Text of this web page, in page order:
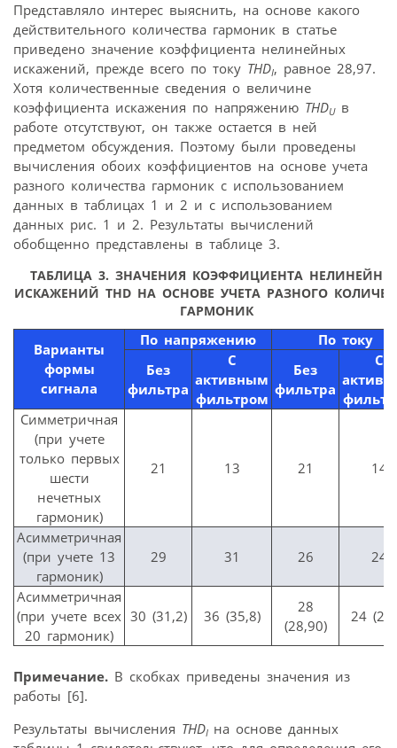
Представляло интерес выяснить, на основе какого
действительного количества гармоник в статье
приведено значение коэффициента нелинейных
искажений, прежде всего по току THDI, равное 28,97.
Хотя количественные сведения о величине
коэффициента искажения по напряжению THDUв
работе отсутствуют, он также остается в ней
предметом обсуждения. Поэтому были проведены
вычисления обоих коэффициентов на основе учета
разного количества гармоник с использованием
данных в таблицах 1 и 2 и с использованием
данных рис. 1 и 2. Результаты вычислений
обобщенно представлены в таблице 3.
ТАБЛИЦА 3. ЗНАЧЕНИЯ КОЭФФИЦИЕНТА
ИСКАЖЕНИЙ THD НА ОСНОВЕ УЧЕТА РАЗНОГО
ГАРМОНИК
Варианты
формы
сигнала
По напряжению
По току
Без
фильтра
С
активным
фильтром
Без
фильтра
С
Симметричная
(при учете
только первых
шести
нечетных
гармоник)
21 13 21 14
Асимметричная
(при учете 13
гармоник)
29 31 26 24
Асимметричная
(при учете всех
20 гармоник)
30 (31,2) 36 (35,8)
28
(28,90)
24
Примечание. В скобках приведены значения из
работы [6].
Результаты вычисления THDI на основе данных